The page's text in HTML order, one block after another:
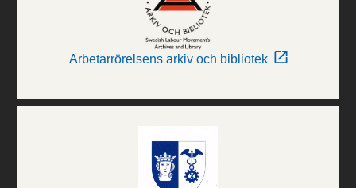
Arbetarrörelsens arkiv och bibliotek